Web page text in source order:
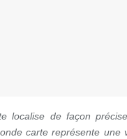
localise de façon
carte représente une